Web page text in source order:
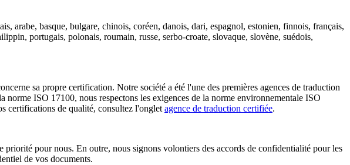
arabe, basque, bulgare, chinois, coréen, danois, dari, espagnol, estonien, finnois, français,
portugais, polonais, roumain, russe, serbo-croate, slovaque, slovène, suédois,
sa propre certification. Notre société a été l'une des premières agences de traduction
ISO 17100, nous respectons les exigences de la norme environnementale ISO
certifications de qualité, consultez l'onglet agence de traduction certifiée.
pour nous. En outre, nous signons volontiers des accords de confidentialité pour les
de vos documents.